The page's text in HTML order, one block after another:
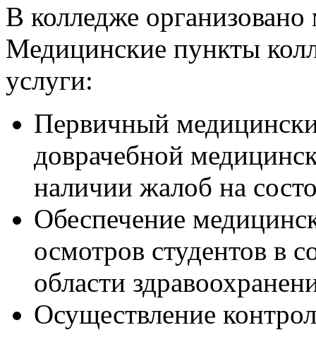
В колледже
Медицинские пункты
услуги:
Первичный
доврачебной
наличии жалоб на
Обеспечение
осмотров студентов в
области
Осуществление